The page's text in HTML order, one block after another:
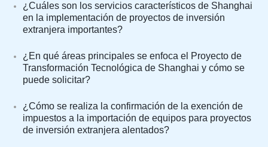
¿Cuáles son los servicios característicos de Shanghai
en la implementación de proyectos de inversión
extranjera importantes?
¿En qué áreas principales se enfoca el Proyecto de
Transformación Tecnológica de Shanghai y cómo se
puede solicitar?
¿Cómo se realiza la confirmación de la exención de
impuestos a la importación de equipos para proyectos
de inversión extranjera alentados?